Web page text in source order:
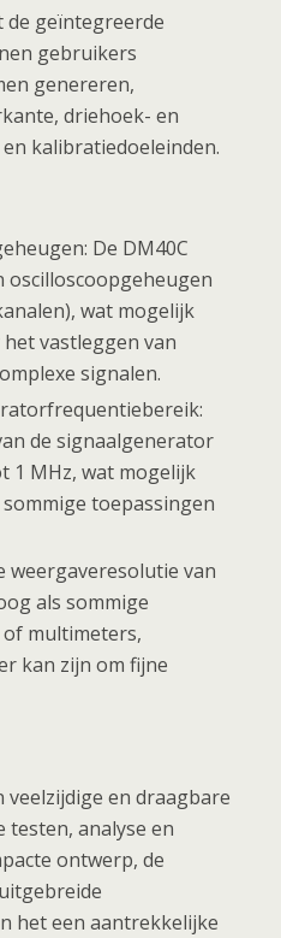
de geïntegreerde
gebruikers
genereren,
driehoek- en
kalibratiedoeleinden.
De DM40C
wat mogelijk
vastleggen van
signalen.
de signaalgenerator
1 MHz, wat mogelijk
toepassingen
weergaveresolutie van
als sommige
of multimeters,
kan zijn om fijne
veelzijdige en draagbare
analyse en
ontwerp, de
het een aantrekkelijke